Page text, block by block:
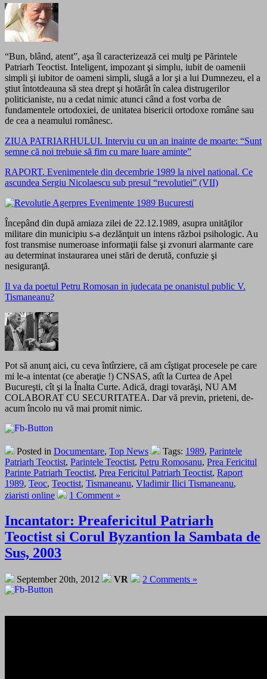
“Bun, blând, atent”, aşa îl caracterizează cei mulţi pe Părintele
Patriarh Teoctist. Inteligent, impozant şi simplu, iubit de oamenii
simpli şi iubitor de oameni simpli, slugă a lor şi a lui Dumnezeu, el a
ştiut întotdeauna să stea drept şi hotărât în calea distrugerilor
politicianiste, nu a cedat nimic atunci când a fost vorba de
fundamentele ortodoxiei, de unitatea bisericii ortodoxe române sau
de cea a neamului românesc.
ZIUA PATRIARHULUI. Interviu cu un an inainte de moarte: “Sunt
semne că noi trebuie să fim cu mare luare aminte”
RAPORT. Evenimentele din decembrie 1989 la nivel national. Ce
ascundea Sergiu Nicolaescu sub presul “revolutiei” (VII)
Începând din după amiaza zilei de 22.12.1989, asupra unităţilor
militare din municipiu s-a dezlănţuit un intens război psihologic. Au
fost transmise numeroase informaţii false şi zvonuri alarmante care
au determinat instaurarea unei stări de derută, confuzie şi
nesiguranţă.
Il va da poetul Petru Romosan in judecata pe onanistul public V.
Tismaneanu?
Pot să anunţ aici, cu ceva întîrziere, că am cîştigat procesele pe care
mi le-a intentat (ce aberaţie !) CNSAS, atît la Curtea de Apel
Bucureşti, cît şi la Înalta Curte. Adică, dragi tovarăşi, NU AM
COLABORAT CU SECURITATEA. Dar vă previn, prieteni, de-
acum încolo nu vă mai promit nimic.
Posted in Documentare, Top News Tags: 1989, Parintele
Patriarh Teoctist, Parintele Teoctist, Petru Romosanu, Prea Fericitul
Parinte Patriarh Teoctist, Prea Fericitul Patriarh Teoctist, Raport
1989, Teoc, Teoctist, Tismaneanu, Vladimir Ilici Tismaneanu,
ziaristi online
1 Comment »
Incantator: Preafericitul Patriarh
Teoctist si Corul Byzantion la Sambata de
Sus, 2003
September 20th, 2012 VR 2 Comments »